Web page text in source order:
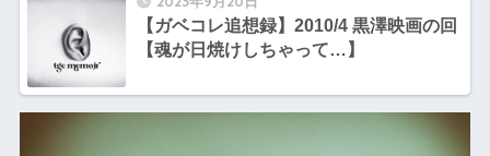
【ガベコレ追想録】2010/4 黒澤映画の回
【魂が日焼けしちゃって…】